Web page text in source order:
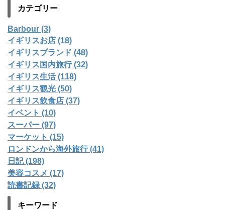
カテゴリー
Barbour (3)
イギリスお店 (18)
イギリスブランド (48)
イギリス国内旅行 (32)
イギリス生活 (118)
イギリス観光 (50)
イギリス飲食店 (37)
イベント (10)
スーパー (97)
マーケット (15)
ロンドンから海外旅行 (41)
日記 (198)
美容コスメ (17)
読書記録 (32)
キーワード